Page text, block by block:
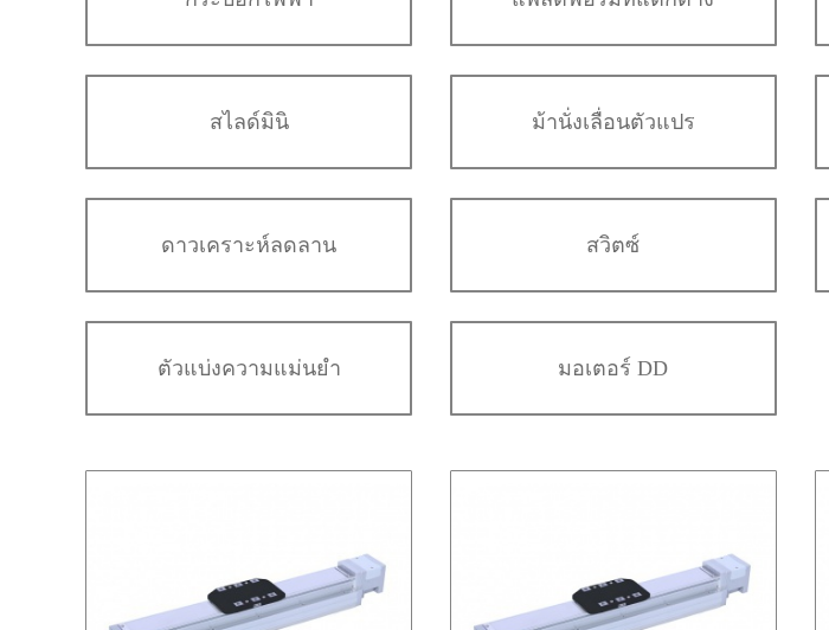
สไลด์มินิ ม้านั่งเลื่อนตัวแปร
ดาวเคราะห์ลดลาน สวิตซ์
ตัวแบ่งความแม่นยำ มอเตอร์ DD